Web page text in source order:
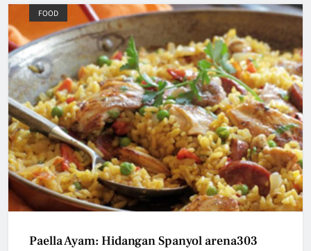
FOOD
Paella Ayam: Hidangan Spanyol arena303